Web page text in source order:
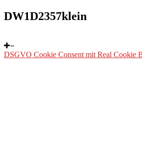
DW1D2357klein
DSGVO Cookie Consent mit Real Cookie